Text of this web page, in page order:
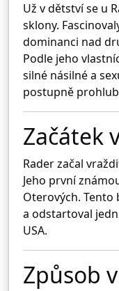
Už v dětství se u
sklony.
dominanci nad
Podle jeho
silné násilné a
postupně
Začátek
Rader začal
Jeho první
Oterových.
a odstartoval
USA.
Způsob